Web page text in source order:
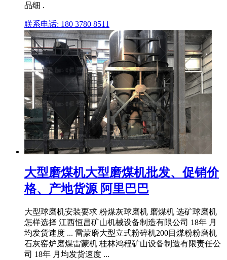
品细 .
联系电话: 180 3780 8511
大型磨煤机大型磨煤机批发、促销价
格、产地货源 阿里巴巴
大型球磨机安装要求 粉煤灰球磨机 磨煤机 选矿球磨机
怎样选择 江西恒昌矿山机械设备制造有限公司 18年 月
均发货速度 ... 雷蒙磨大型立式粉碎机200目煤粉粉磨机
石灰窑炉磨煤雷蒙机 桂林鸿程矿山设备制造有限责任公
司 18年 月均发货速度 ...